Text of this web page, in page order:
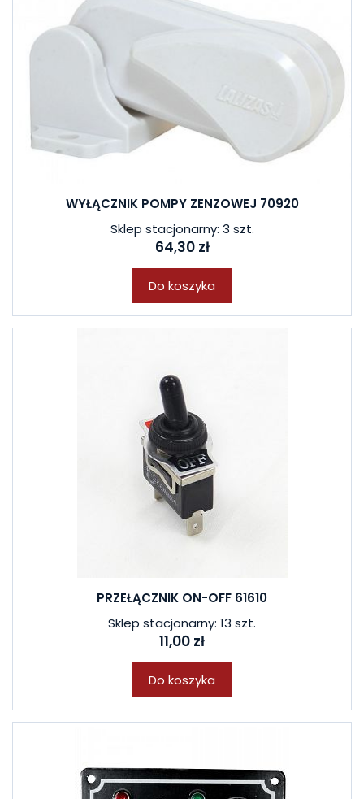
WYŁĄCZNIK POMPY ZENZOWEJ 70920
Sklep stacjonarny: 3 szt.
64,30 zł
Do koszyka
PRZEŁĄCZNIK ON-OFF 61610
Sklep stacjonarny: 13 szt.
11,00 zł
Do koszyka